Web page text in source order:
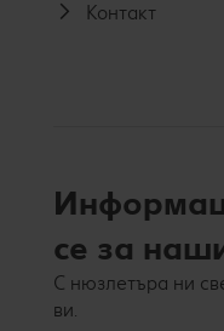
Контакт
се за
С нюзлетъра ни
ви.